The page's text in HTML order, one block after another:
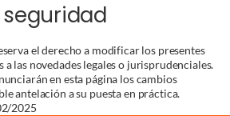
el derecho a modificar los presentes
las novedades legales o jurisprudenciales.
en esta página los cambios
antelación a su puesta en práctica.
2025